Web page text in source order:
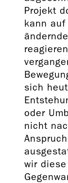
Projekt
kann
sich
oder
nicht
wir